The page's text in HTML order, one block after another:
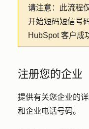
请注意：
此流程
开始短码短信号
HubSpot 客户成
注册您的企业
提供有关您企业的
和企业电话号码。